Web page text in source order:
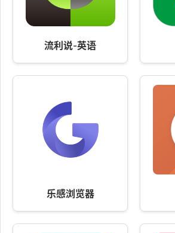
流利说-英语
乐感浏览器